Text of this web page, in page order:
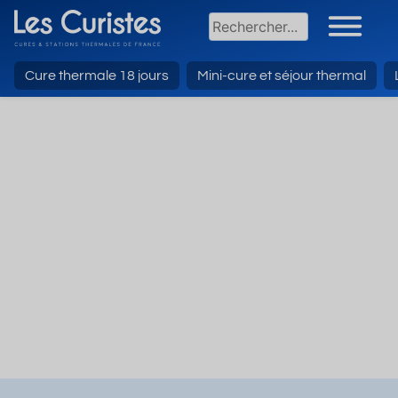
Cure thermale 18 jours Mini-cure et séjour thermal